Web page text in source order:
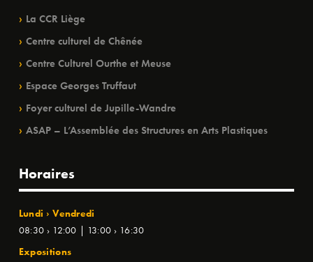
La CCR Liège
Centre culturel de Chênée
Centre Culturel Ourthe et Meuse
Espace Georges Truffaut
Foyer culturel de Jupille-Wandre
ASAP – L’Assemblée des Structures en Arts Plastiques
Horaires
Lundi › Vendredi
08:30 › 12:00 | 13:00 › 16:30
Expositions